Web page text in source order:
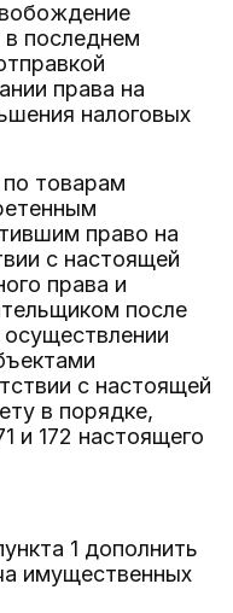
последнем
права на
налоговых
товарам
право на
с настоящей
права и
после
с настоящей
в порядке,
и 172 настоящего
1 дополнить
имущественных